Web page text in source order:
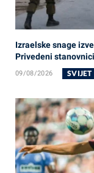
Izraelske snage
Privedeni
09/08/2026 SVIJET